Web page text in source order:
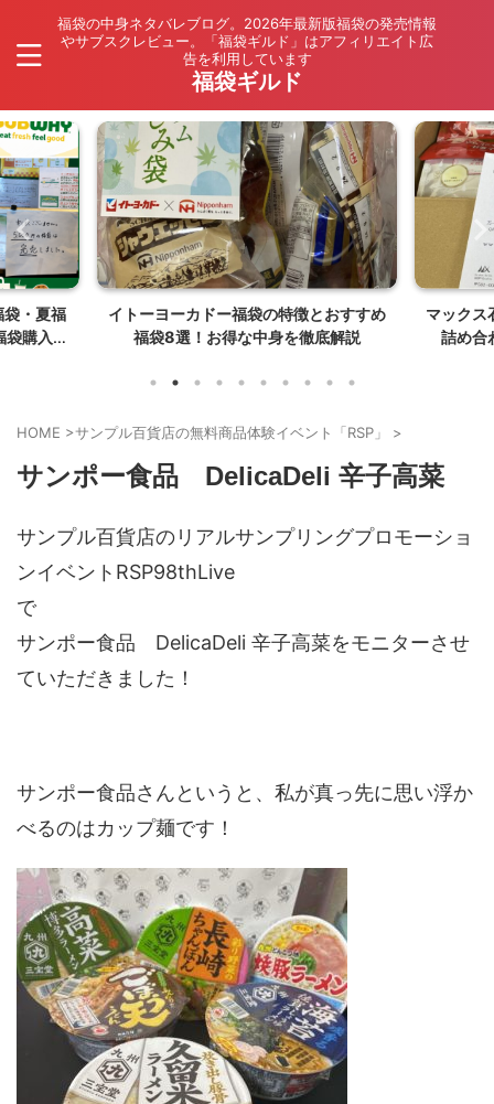
福袋の中身ネタバレブログ。2026年最新版福袋の発売情報
やサブスクレビュー。「福袋ギルド」はアフィリエイト広
告を利用しています
福袋ギルド
おすすめ
解説
マックス石鹸福袋を楽天で購入！訳あり
詰め合わせボックスの中身ネタバレ
マクド
価・最
HOME >サンプル百貨店の無料商品体験イベント「RSP」 >
サンポー食品 DelicaDeli 辛子高菜
サンプル百貨店のリアルサンプリングプロモーショ
ンイベントRSP98thLive
で
サンポー食品 DelicaDeli 辛子高菜をモニターさせ
ていただきました！
サンポー食品さんというと、私が真っ先に思い浮か
べるのはカップ麺です！